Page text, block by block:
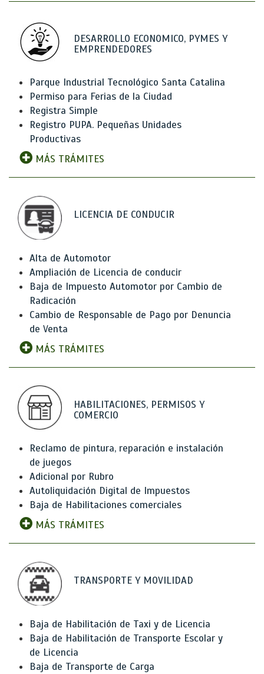
DESARROLLO ECONOMICO, PYMES Y
EMPRENDEDORES
Parque Industrial Tecnológico Santa Catalina
Permiso para Ferias de la Ciudad
Registra Simple
Registro PUPA. Pequeñas Unidades
Productivas
MÁS TRÁMITES
LICENCIA DE CONDUCIR
Alta de Automotor
Ampliación de Licencia de conducir
Baja de Impuesto Automotor por Cambio de
Radicación
Cambio de Responsable de Pago por Denuncia
de Venta
MÁS TRÁMITES
HABILITACIONES, PERMISOS Y
COMERCIO
Reclamo de pintura, reparación e instalación
de juegos
Adicional por Rubro
Autoliquidación Digital de Impuestos
Baja de Habilitaciones comerciales
MÁS TRÁMITES
TRANSPORTE Y MOVILIDAD
Baja de Habilitación de Taxi y de Licencia
Baja de Habilitación de Transporte Escolar y
de Licencia
Baja de Transporte de Carga